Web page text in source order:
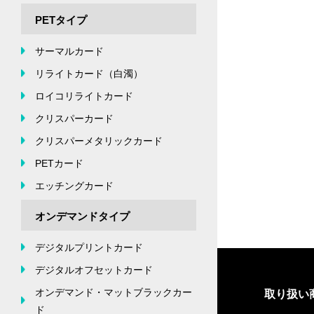
PETタイプ
サーマルカード
リライトカード（白濁）
ロイコリライトカード
クリスパーカード
クリスパーメタリックカード
PETカード
エッチングカード
オンデマンドタイプ
デジタルプリントカード
デジタルオフセットカード
オンデマンド・マットブラックカー
ド
取り扱い